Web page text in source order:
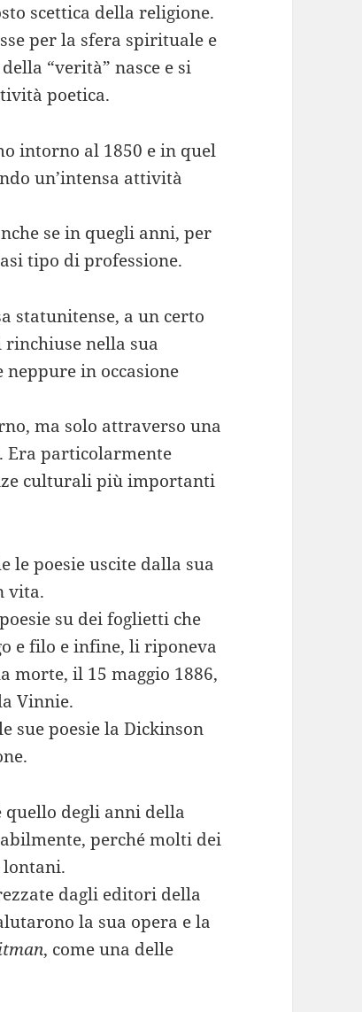
scettica della religione.
per la sfera spirituale e
“verità” nasce e si
poetica.
intorno al 1850 e in quel
un’intensa attività
se in quegli anni, per
tipo di professione.
statunitense, a un certo
nella sua
in occasione
ma solo attraverso una
Era particolarmente
culturali più importanti
le poesie uscite dalla sua
vita.
su dei foglietti che
e filo e infine, li riponeva
morte, il 15 maggio 1886,
Vinnie.
sue poesie la Dickinson
degli anni della
perché molti dei
dagli editori della
la sua opera e la
, come una delle